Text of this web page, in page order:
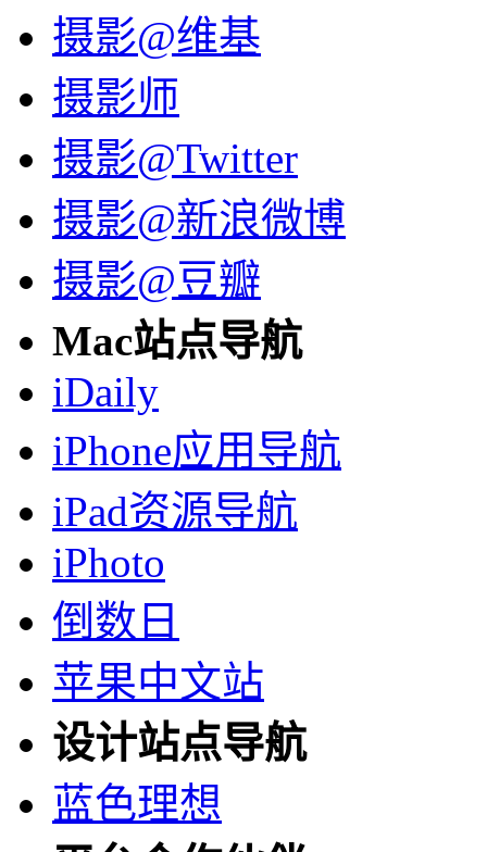
摄影@维基
摄影师
摄影@Twitter
摄影@新浪微博
摄影@豆瓣
Mac站点导航
iDaily
iPhone应用导航
iPad资源导航
iPhoto
倒数日
苹果中文站
设计站点导航
蓝色理想